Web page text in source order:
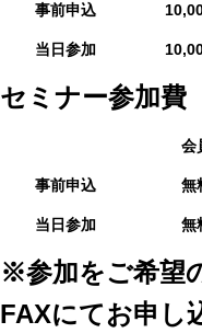
事前申込
当日参加
セミナー参加費
会
事前申込 無
当日参加 無
※参加をご希望
FAXにてお申し